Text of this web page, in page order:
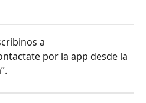
a
por la app desde la